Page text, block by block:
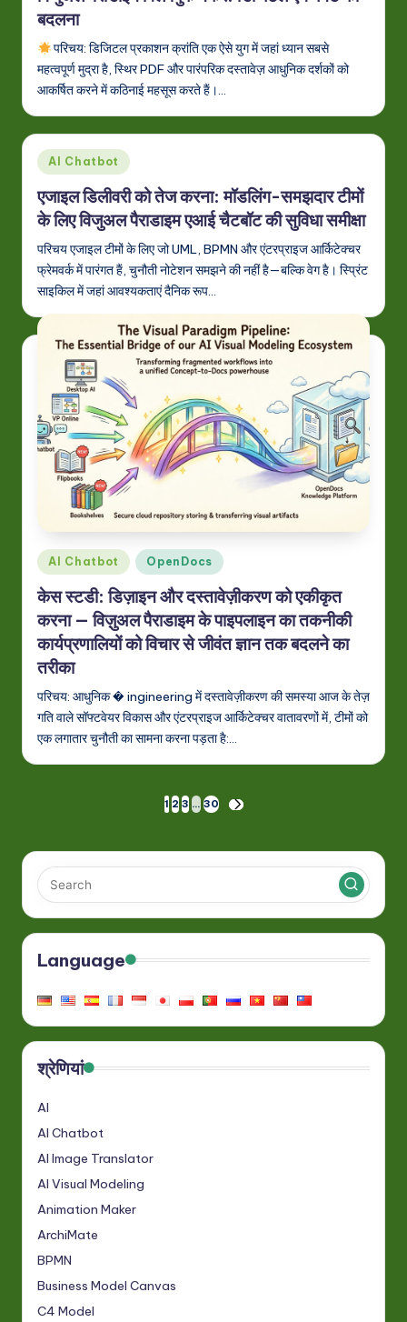
बदलना
परिचय: डिजिटल प्रकाशन क्रांति एक ऐसे युग में जहां ध्यान सबसे
महत्वपूर्ण मुद्रा है, स्थिर PDF और पारंपरिक दस्तावेज़ आधुनिक दर्शकों को
आकर्षित करने में कठिनाई महसूस करते हैं।…
Posted
in
AI Chatbot
एजाइल डिलीवरी को तेज करना: मॉडलिंग-समझदार टीमों
के लिए विजुअल पैराडाइम एआई चैटबॉट की सुविधा समीक्षा
परिचय एजाइल टीमों के लिए जो UML, BPMN और एंटरप्राइज आर्किटेक्चर
फ्रेमवर्क में पारंगत हैं, चुनौती नोटेशन समझने की नहीं है—बल्कि वेग है। स्प्रिंट
साइकिल में जहां आवश्यकताएं दैनिक रूप…
Posted
in
AI Chatbot OpenDocs
केस स्टडी: डिज़ाइन और दस्तावेज़ीकरण को एकीकृत
करना — विज़ुअल पैराडाइम के पाइपलाइन का तकनीकी
कार्यप्रणालियों को विचार से जीवंत ज्ञान तक बदलने का
तरीका
परिचय: आधुनिक � ingineering में दस्तावेज़ीकरण की समस्या आज के तेज़
गति वाले सॉफ्टवेयर विकास और एंटरप्राइज आर्किटेक्चर वातावरणों में, टीमों को
एक लगातार चुनौती का सामना करना पड़ता है:…
pagination
1 2 3 … 30
NEXT
Language
श्रेणियां
AI
AI Chatbot
AI Image Translator
AI Visual Modeling
Animation Maker
ArchiMate
BPMN
Business Model Canvas
C4 Model